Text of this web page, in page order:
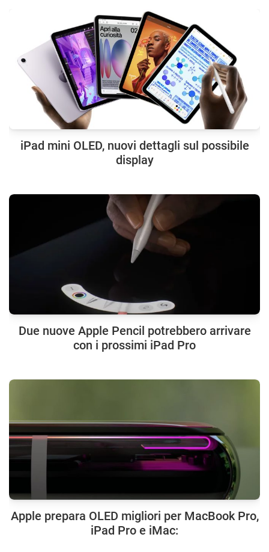
iPad mini OLED, nuovi dettagli sul possibile
display
Due nuove Apple Pencil potrebbero arrivare
con i prossimi iPad Pro
Apple prepara OLED migliori per MacBook Pro,
iPad Pro e iMac: